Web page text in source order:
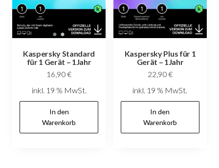
Kaspersky Standard
für 1 Gerät – 1Jahr
16,90€
inkl. 19 % MwSt.
In den
Warenkorb
Kaspersky Plus für 1
Gerät – 1Jahr
22,90€
inkl. 19 % MwSt.
In den
Warenkorb